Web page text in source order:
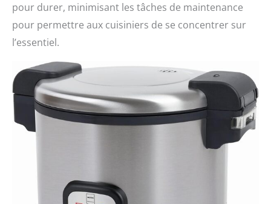
pour durer, minimisant les tâches de maintenance
pour permettre aux cuisiniers de se concentrer sur
l’essentiel.